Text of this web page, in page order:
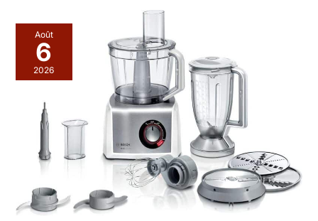
Août
6
2026